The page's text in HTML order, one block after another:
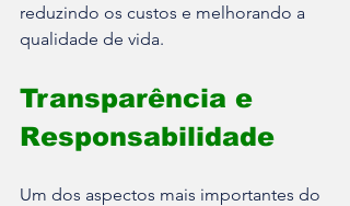
reduzindo os custos e melhorando a
qualidade de vida.
Transparência e
Responsabilidade
Um dos aspectos mais importantes do